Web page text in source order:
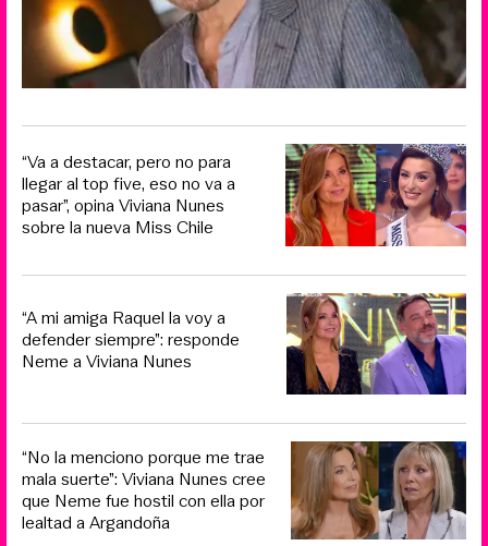
“Va a destacar, pero no para
llegar al top five, eso no va a
pasar”, opina Viviana Nunes
sobre la nueva Miss Chile
“A mi amiga Raquel la voy a
defender siempre”: responde
Neme a Viviana Nunes
“No la menciono porque me trae
mala suerte”: Viviana Nunes cree
que Neme fue hostil con ella por
lealtad a Argandoña